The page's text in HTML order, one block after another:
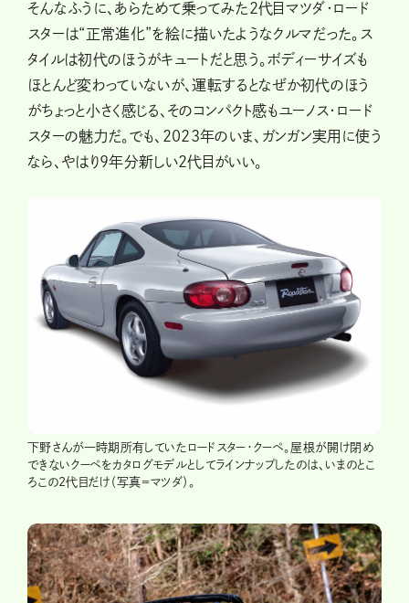
そんなふうに、あらためて乗ってみた2代目マツダ・ロード
スターは“正常進化”を絵に描いたようなクルマだった。ス
タイルは初代のほうがキュートだと思う。ボディーサイズも
ほとんど変わっていないが、運転するとなぜか初代のほう
がちょっと小さく感じる、そのコンパクト感もユーノス・ロード
スターの魅力だ。でも、2023年のいま、ガンガン実用に使う
なら、やはり9年分新しい2代目がいい。
下野さんが一時期所有していたロードスター・クーペ。屋根が開け閉め
できないクーペをカタログモデルとしてラインナップしたのは、いまのとこ
ろこの2代目だけ（写真＝マツダ）。